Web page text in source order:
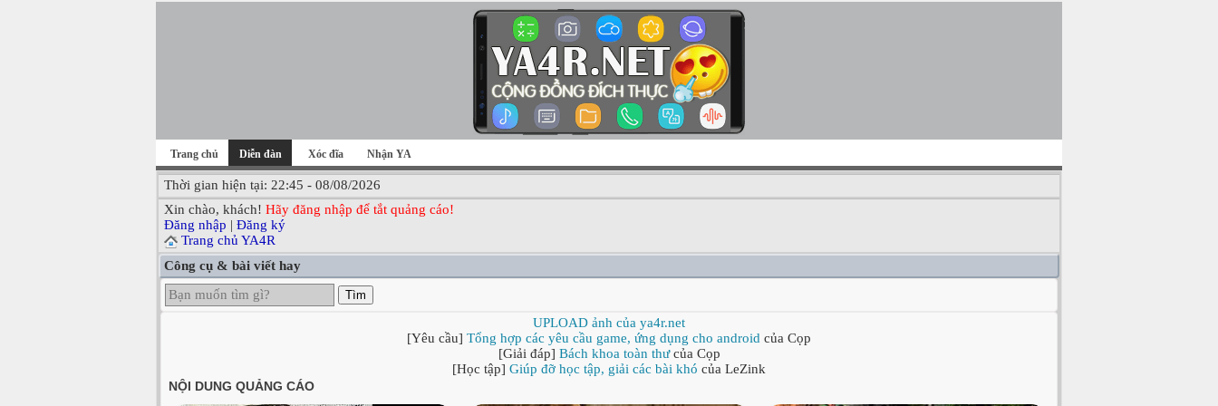
Trang chủ Diễn đàn Xóc đĩa Nhận YA
Thời gian hiện tại: 22:45 - 08/08/2026
Xin chào, khách! Hãy đăng nhập để tắt quảng cáo!
Đăng nhập | Đăng ký
Trang chủ YA4R
Công cụ & bài viết hay
Tìm
UPLOAD ảnh của ya4r.net
[Yêu cầu] Tổng hợp các yêu cầu game, ứng dụng cho android của Cọp
[Giải đáp] Bách khoa toàn thưcủa Cọp
[Học tập] Giúp đỡ học tập, giải các bài khó của LeZink